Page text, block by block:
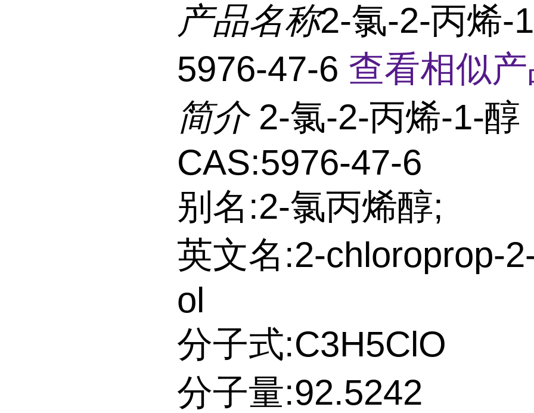
产品名称2-氯-2-丙烯-
5976-47-6 查看相似
简介 2-氯-2-丙烯-1-醇
CAS:5976-47-6
别名:2-氯丙烯醇;
英文名:2-chloroprop-
ol
分子式:C3H5ClO
分子量:92.5242